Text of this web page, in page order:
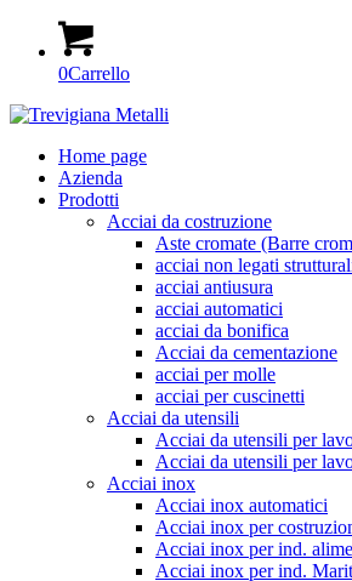
0Carrello
Home page
Azienda
Prodotti
Acciai da costruzione
Aste cromate (Barre
acciai non legati
acciai antiusura
acciai automatici
acciai da bonifica
Acciai da cementazione
acciai per molle
acciai per cuscinetti
Acciai da utensili
Acciai da utensili per
Acciai da utensili per
Acciai inox
Acciai inox automatici
Acciai inox per
Acciai inox per ind.
Acciai inox per ind.